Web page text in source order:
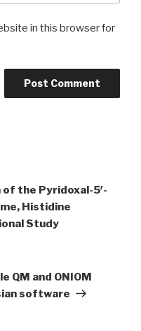
in this browser for
the Pyridoxal-5′-
Histidine
Study
QM and ONIOM
software